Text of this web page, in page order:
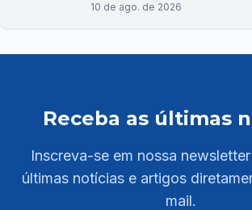
10 de ago. de 2026
Receba as últimas
Inscreva-se em nossa
últimas notícias e artigos
mail.